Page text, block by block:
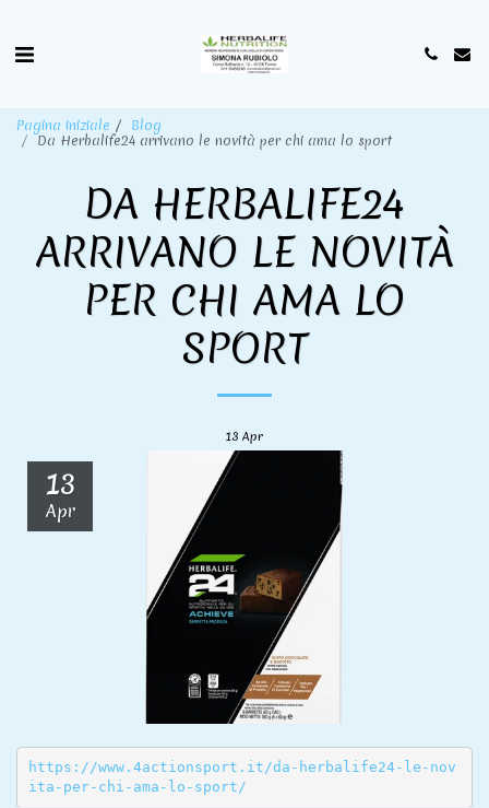
Pagina iniziale
Blog
Da Herbalife24 arrivano le novità per chi ama lo sport
DA HERBALIFE24
ARRIVANO LE NOVITÀ
PER CHI AMA LO
SPORT
13 Apr
13
Apr
https://www.4actionsport.it/da-herbalife24-le-nov
ita-per-chi-ama-lo-sport/